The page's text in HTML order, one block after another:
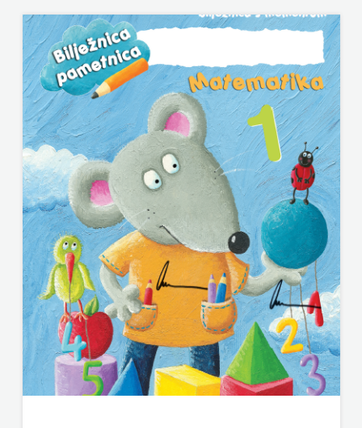
PLANET
ZOE
PLANETOPIJA
PLANJAX
KOMERC
POETIKA
POPULUS
PROFIL
PULS
RADIOTELEVIZIJA
HERCEG-
BOSNE